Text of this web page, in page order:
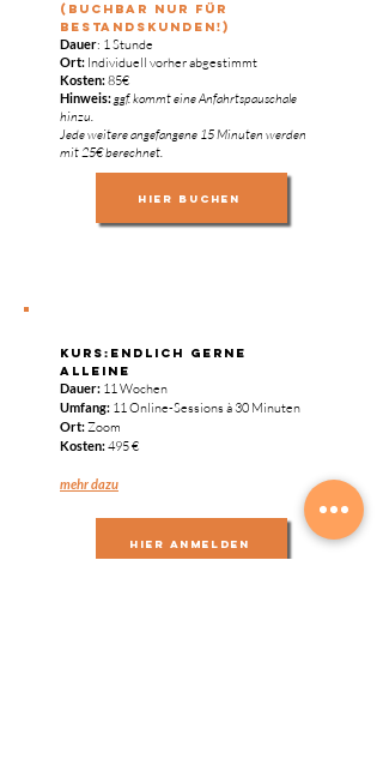
(buchbar NUR FÜR
BESTANDSKUNDEN!)
Dauer: 1 Stunde
Ort: Individuell vorher abgestimmt
Kosten:85€
Hinweis:ggf. kommt eine Anfahrtspauschale
hinzu.
Jede weitere angefangene 15 Minuten werden
mit 25€ berechnet.
hier buchen
Kurs:ENDlich gerne
alleine
Dauer: 11 Wochen
Umfang: 11 Online-Sessions à 30 Minuten
Ort:Zoom
Kosten:495 €
​mehr dazu
hier anmelden